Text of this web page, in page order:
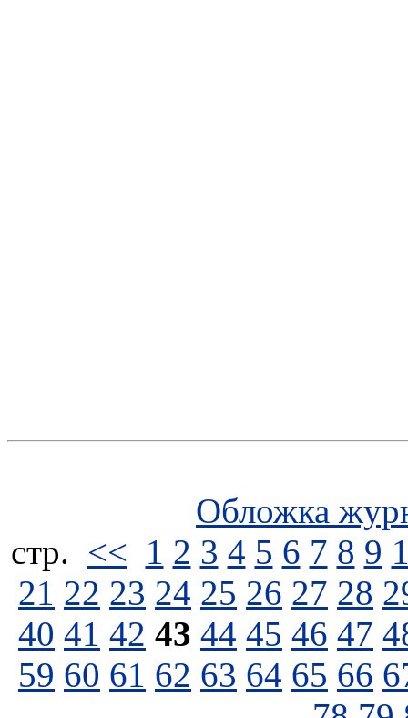
Обложка
стp. << 1 2 3 4 5 6 7 8 9
21 22 23 24 25 26 27 28
40 41 42 43 44 45 46 47
59 60 61 62 63 64 65 66